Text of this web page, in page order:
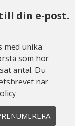
din e-post.
med unika
som hör
antal. Du
när